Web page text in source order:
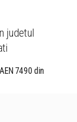
judetul
7490 din